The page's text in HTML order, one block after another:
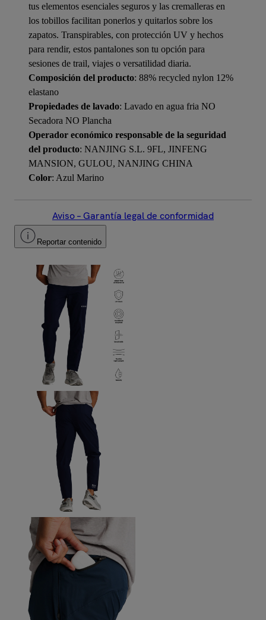
tus elementos esenciales seguros y las cremalleras en
los tobillos facilitan ponerlos y quitarlos sobre los
zapatos. Transpirables, con protección UV y hechos
para rendir, estos pantalones son tu opción para
sesiones de trail, viajes o versatilidad diaria.
Composición del producto: 88% recycled nylon 12%
elastano
Propiedades de lavado: Lavado en agua fria NO
Secadora NO Plancha
Operador económico responsable de la seguridad
del producto: NANJING S.L. 9FL, JINFENG
MANSION, GULOU, NANJING CHINA
Color: Azul Marino
Aviso – Garantía legal de conformidad
Reportar contenido